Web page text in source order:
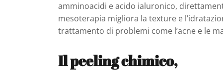
amminoacidi e acido ialuronico,
mesoterapia migliora la texture e
trattamento di problemi come l’acne e le
Il peeling chimico,